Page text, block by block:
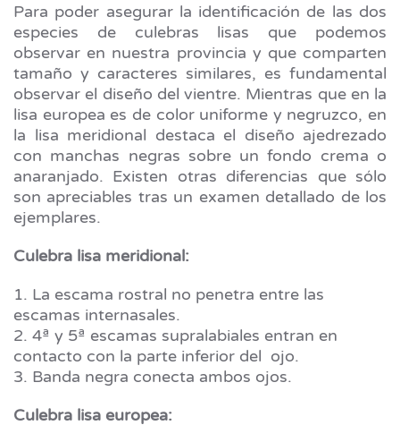
Para poder asegurar la identificación de las dos
especies de culebras lisas que podemos
observar en nuestra provincia y que comparten
tamaño y caracteres similares, es fundamental
observar el diseño del vientre. Mientras que en la
lisa europea es de color uniforme y negruzco, en
la lisa meridional destaca el diseño ajedrezado
con manchas negras sobre un fondo crema o
anaranjado. Existen otras diferencias que sólo
son apreciables tras un examen detallado de los
ejemplares.
Culebra lisa meridional:
1. La escama rostral no penetra entre las
escamas internasales.
2. 4ª y 5ª escamas supralabiales entran en
contacto con la parte inferior del ojo.
3. Banda negra conecta ambos ojos.
Culebra lisa europea: